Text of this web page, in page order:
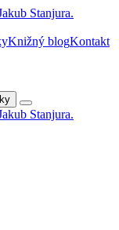
Knižný blogKontakt